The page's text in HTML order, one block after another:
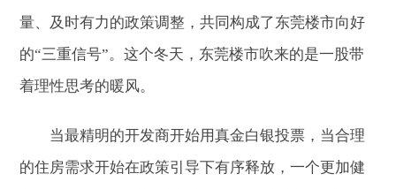
量、及时有力的政策调整，共同构成了东莞楼市向好
的“三重信号”。这个冬天，东莞楼市吹来的是一股带
着理性思考的暖风。
当最精明的开发商开始用真金白银投票，当合理
的住房需求开始在政策引导下有序释放，一个更加健